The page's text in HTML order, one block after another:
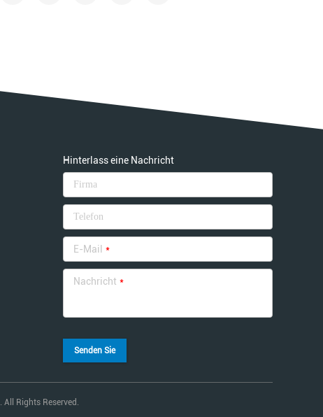
Hinterlass eine Nachricht
E-Mail *
Nachricht *
Senden Sie
Rights Reserved.